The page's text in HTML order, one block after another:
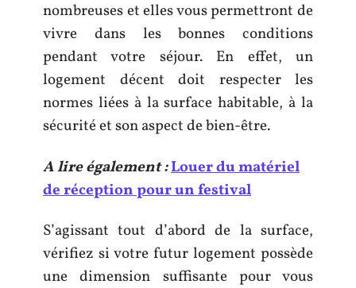
nombreuses et elles vous permettront de
vivre dans les bonnes conditions
pendant votre séjour. En effet, un
logement décent doit respecter les
normes liées à la surface habitable, à la
sécurité et son aspect de bien-être.
A lire également :Louer du matériel
de réception pour un festival
S’agissant tout d’abord de la surface,
vérifiez si votre futur logement possède
une dimension suffisante pour vous